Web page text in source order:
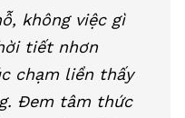
không việc gì
tiết nhơn
chạm liền thấy
Đem tâm thức